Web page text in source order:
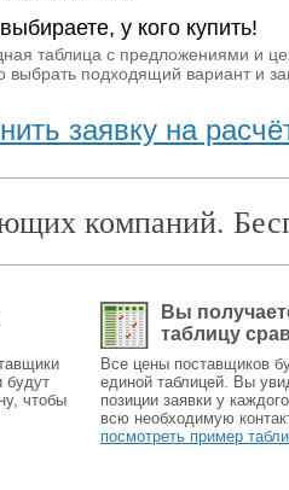
у кого купить!
таблица с предложениями и
выбрать подходящий вариант и
заявку на
компаний.
будут
чтобы
Вы
таблицу
Все цены поставщиков
единой таблицей. Вы
позиции заявки у
всю необходимую
посмотреть пример